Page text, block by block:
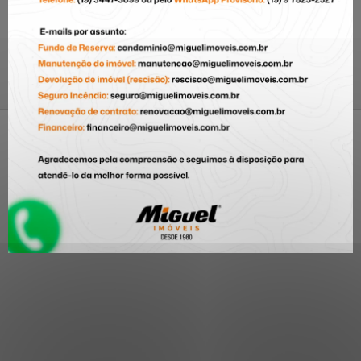
Espaço Gourmet
Nova América - Piracicaba/SP